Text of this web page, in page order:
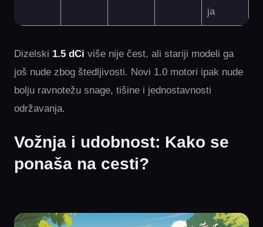
ja
Dizelski 1.5 dCi više nije čest, ali stariji modeli ga
još nude zbog štedljivosti. Novi 1.0 motori ipak nude
bolju ravnotežu snage, tišine i jednostavnosti
održavanja.
Vožnja i udobnost: Kako se
ponaša na cesti?